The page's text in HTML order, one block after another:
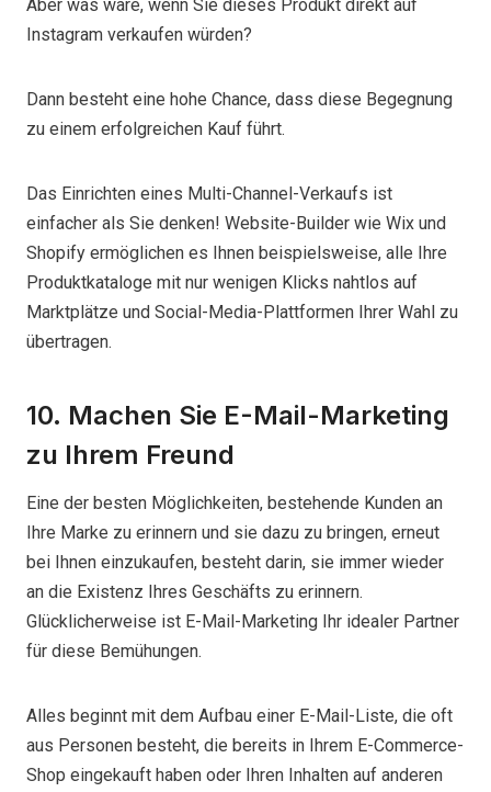
Aber was wäre, wenn Sie dieses Produkt direkt auf
Instagram verkaufen würden?
Dann besteht eine hohe Chance, dass diese Begegnung
zu einem erfolgreichen Kauf führt.
Das Einrichten eines Multi-Channel-Verkaufs ist
einfacher als Sie denken! Website-Builder wie Wix und
Shopify ermöglichen es Ihnen beispielsweise, alle Ihre
Produktkataloge mit nur wenigen Klicks nahtlos auf
Marktplätze und Social-Media-Plattformen Ihrer Wahl zu
übertragen.
10. Machen Sie E-Mail-Marketing
zu Ihrem Freund
Eine der besten Möglichkeiten, bestehende Kunden an
Ihre Marke zu erinnern und sie dazu zu bringen, erneut
bei Ihnen einzukaufen, besteht darin, sie immer wieder
an die Existenz Ihres Geschäfts zu erinnern.
Glücklicherweise ist E-Mail-Marketing Ihr idealer Partner
für diese Bemühungen.
Alles beginnt mit dem Aufbau einer E-Mail-Liste, die oft
aus Personen besteht, die bereits in Ihrem E-Commerce-
Shop eingekauft haben oder Ihren Inhalten auf anderen